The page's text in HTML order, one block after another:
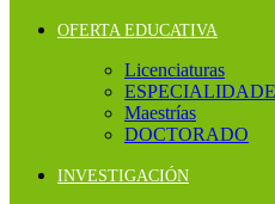
OFERTA EDUCATIVA
Licenciaturas
Maestrías
DOCTORADO
INVESTIGACIÓN